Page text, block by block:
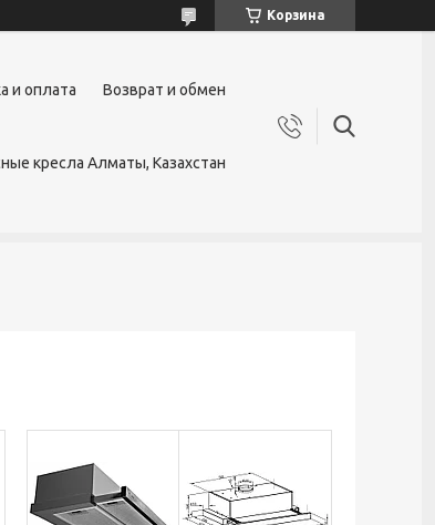
Корзина
и оплата Возврат и обмен
кресла Алматы, Казахстан